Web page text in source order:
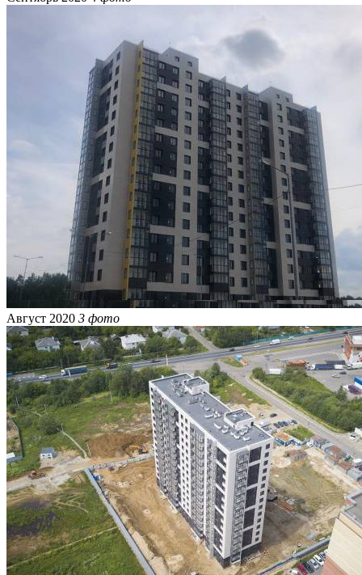
Август 2020 3 фото